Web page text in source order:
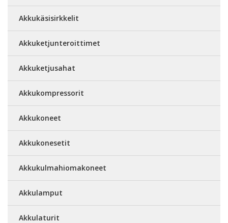
Akkukäsisirkkelit
Akkuketjunteroittimet
Akkuketjusahat
Akkukompressorit
Akkukoneet
Akkukonesetit
Akkukulmahiomakoneet
Akkulamput
Akkulaturit